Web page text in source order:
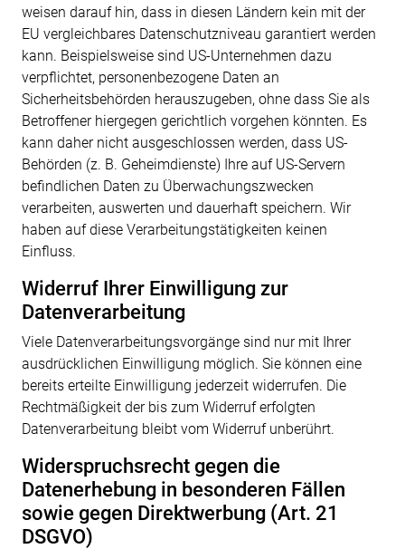
weisen darauf hin, dass in diesen Ländern kein mit der
EU vergleichbares Datenschutzniveau garantiert werden
kann. Beispielsweise sind US-Unternehmen dazu
verpflichtet, personenbezogene Daten an
Sicherheitsbehörden herauszugeben, ohne dass Sie als
Betroffener hiergegen gerichtlich vorgehen könnten. Es
kann daher nicht ausgeschlossen werden, dass US-
Behörden (z. B. Geheimdienste) Ihre auf US-Servern
befindlichen Daten zu Überwachungszwecken
verarbeiten, auswerten und dauerhaft speichern. Wir
haben auf diese Verarbeitungstätigkeiten keinen
Einfluss.
Widerruf Ihrer Einwilligung zur
Datenverarbeitung
Viele Datenverarbeitungsvorgänge sind nur mit Ihrer
ausdrücklichen Einwilligung möglich. Sie können eine
bereits erteilte Einwilligung jederzeit widerrufen. Die
Rechtmäßigkeit der bis zum Widerruf erfolgten
Datenverarbeitung bleibt vom Widerruf unberührt.
Widerspruchsrecht gegen die
Datenerhebung in besonderen Fällen
sowie gegen Direktwerbung (Art. 21
DSGVO)